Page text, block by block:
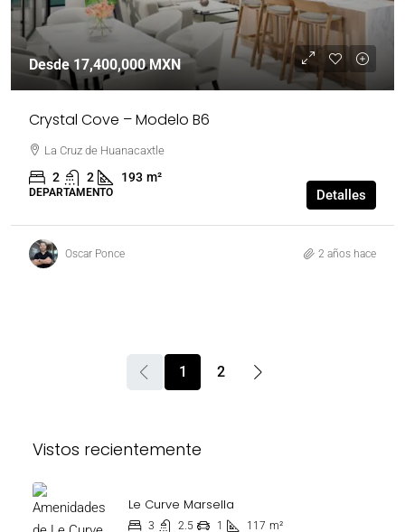
Desde17,400,000 MXN
Crystal Cove – Modelo B6
La Cruz de Huanacaxtle
2 2 193 m²
DEPARTAMENTO Detalles
Oscar Ponce 2 años hace
1 2
Vistos recientemente
Le Curve Marsella
3 2.5 1 117 m²